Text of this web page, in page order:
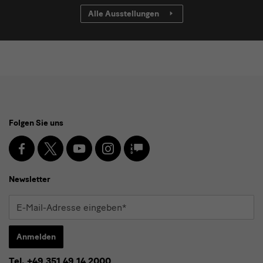
Alle Ausstellungen
Media
und
Newsletter
Folgen Sie uns
Facebook
X YoutubeInstagramSKD
Blog
Newsletter
E-
Adresse
Anmelden